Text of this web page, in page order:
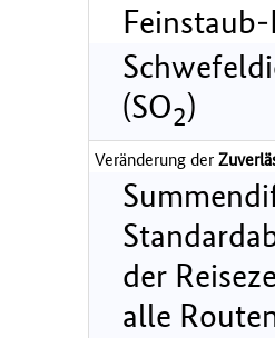
(SO2)
Veränderung der
der
alle